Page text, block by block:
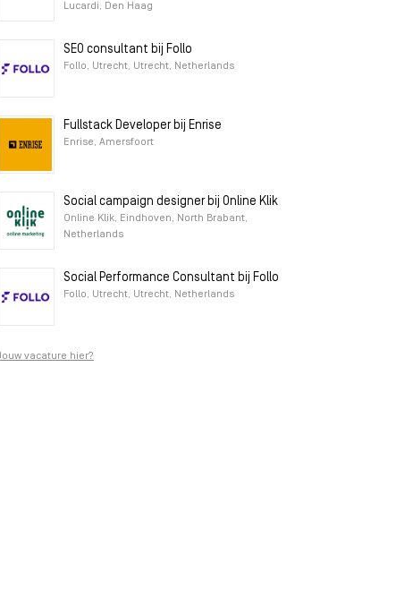
Lucardi, Den Haag
SEO consultant bij Follo
Follo, Utrecht, Utrecht, Netherlands
Fullstack Developer bij Enrise
Enrise, Amersfoort
Social campaign designer bij Online Klik
Online Klik, Eindhoven, North Brabant,
Netherlands
Social Performance Consultant bij Follo
Follo, Utrecht, Utrecht, Netherlands
vacature hier?